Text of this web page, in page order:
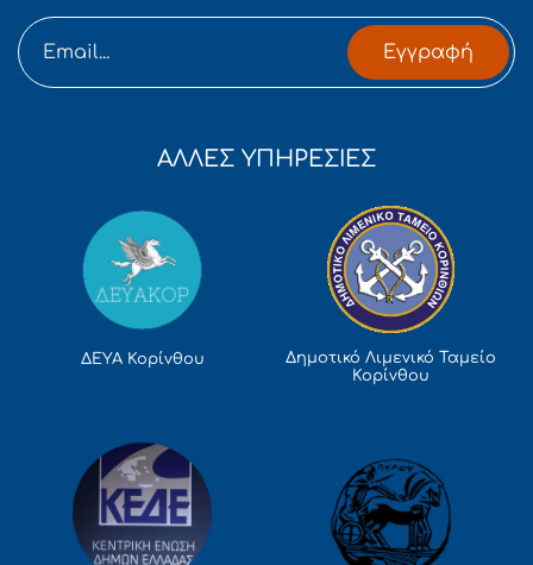
Εγγραφή
ΑΛΛΕΣ ΥΠΗΡΕΣΙΕΣ
ΔΕΥΑ Κορίνθου
Δημοτικό Λιμενικό Ταμείο
Κορίνθου